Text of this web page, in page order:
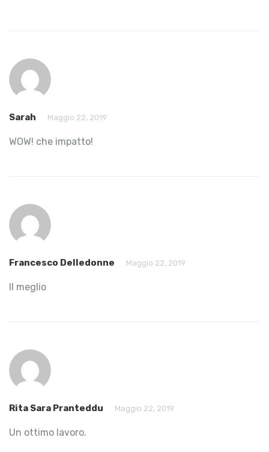
Sarah Maggio 22, 2019
WOW! che impatto!
Francesco Delledonne Maggio 22, 2019
Il meglio
Rita Sara Pranteddu Maggio 22, 2019
Un ottimo lavoro.